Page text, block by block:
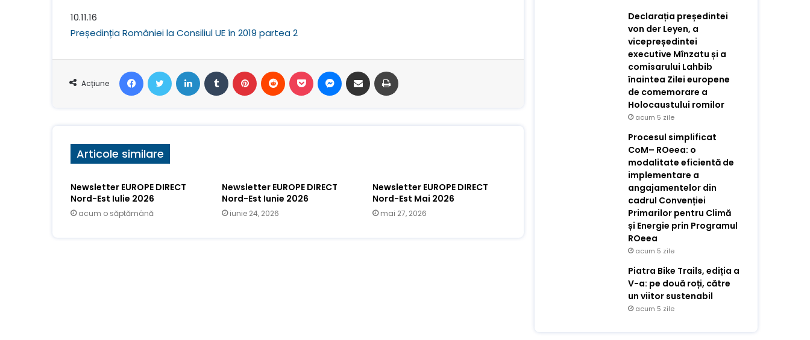
10.11.16
Președinția României la Consiliul UE în 2019 partea 2
Acțiune
FacebookStare de nervozitateLinkedIn Tumblr Pinterest Reddit Buzunar Mesager Distribuie prin e-mail
Articole similare
Newsletter EUROPE DIRECT
Nord-Est Iulie 2026
acum o săptămână
Newsletter EUROPE DIRECT
Nord-Est Iunie 2026
iunie 24, 2026
Newsletter EUROPE DIRECT
Nord-Est Mai 2026
mai 27, 2026
Declarația președintei
von der Leyen, a
vicepreședintei
executive Mînzatu și a
comisarului Lahbib
înaintea Zilei europene
de comemorare a
Holocaustului romilor
acum 5 zile
Procesul simplificat
CoM– ROeea: o
modalitate eficientă de
implementare a
angajamentelor din
cadrul Convenției
Primarilor pentru Climă
și Energie prin Programul
ROeea
acum 5 zile
Piatra Bike Trails, ediția a
V-a: pe două roți, către
un viitor sustenabil
acum 5 zile